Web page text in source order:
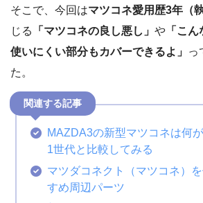
そこで、今回はマツコネ愛用歴3年（
じる
「マツコネの良し悪し」 や 「こ
使いにくい部分もカバーできるよ」 っ
た。
MAZDA3の新型マツコネは何
1世代と比較してみる
マツダコネクト（マツコネ）
すめ周辺パーツ